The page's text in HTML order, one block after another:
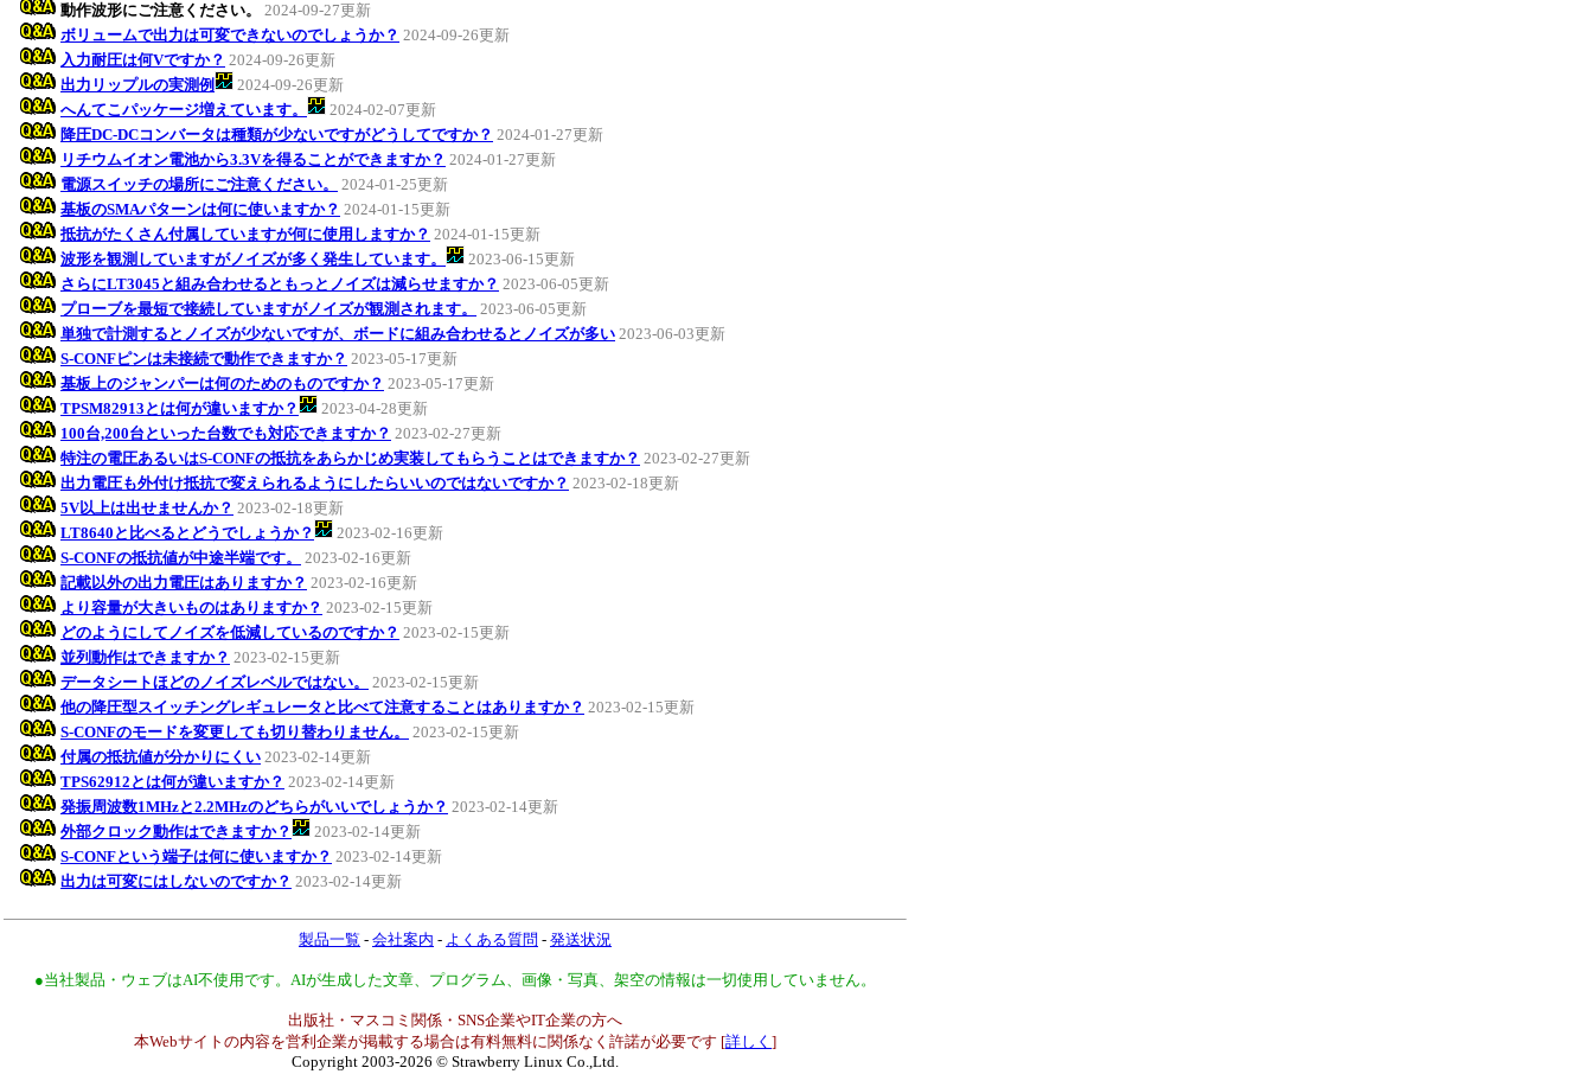
動作波形にご注意ください。
2024-09-27更新
ボリュームで出力は可変できないのでしょうか？ 2024-09-26更新
入力耐圧は何Vですか？ 2024-09-26更新
出力リップルの実測例
2024-09-26更新
へんてこパッケージ増えています。
2024-02-07更新
降圧DC-DCコンバータは種類が少ないですがどうしてですか？ 2024-01-27更新
リチウムイオン電池から3.3Vを得ることができますか？ 2024-01-27更新
電源スイッチの場所にご注意ください。
2024-01-25更新
基板のSMAパターンは何に使いますか？ 2024-01-15更新
抵抗がたくさん付属していますが何に使用しますか？ 2024-01-15更新
波形を観測していますがノイズが多く発生しています。
2023-06-15更新
さらにLT3045と組み合わせるともっとノイズは減らせますか？ 2023-06-05更新
プローブを最短で接続していますがノイズが観測されます。
2023-06-05更新
単独で計測するとノイズが少ないですが、ボードに組み合わせるとノイズが多い 2023-06-03更新
S-CONFピンは未接続で動作できますか？ 2023-05-17更新
基板上のジャンパーは何のためのものですか？ 2023-05-17更新
TPSM82913とは何が違いますか？
2023-04-28更新
100台,200台といった台数でも対応できますか？ 2023-02-27更新
特注の電圧あるいはS-CONFの抵抗をあらかじめ実装してもらうことはできますか？ 2023-02-27更新
出力電圧も外付け抵抗で変えられるようにしたらいいのではないですか？ 2023-02-18更新
5V以上は出せませんか？ 2023-02-18更新
LT8640と比べるとどうでしょうか？
2023-02-16更新
S-CONFの抵抗値が中途半端です。
2023-02-16更新
記載以外の出力電圧はありますか？ 2023-02-16更新
より容量が大きいものはありますか？ 2023-02-15更新
どのようにしてノイズを低減しているのですか？ 2023-02-15更新
並列動作はできますか？ 2023-02-15更新
データシートほどのノイズレベルではない。
2023-02-15更新
他の降圧型スイッチングレギュレータと比べて注意することはありますか？ 2023-02-15更新
S-CONFのモードを変更しても切り替わりません。
2023-02-15更新
付属の抵抗値が分かりにくい 2023-02-14更新
TPS62912とは何が違いますか？ 2023-02-14更新
発振周波数1MHzと2.2MHzのどちらがいいでしょうか？ 2023-02-14更新
外部クロック動作はできますか？
2023-02-14更新
S-CONFという端子は何に使いますか？ 2023-02-14更新
出力は可変にはしないのですか？ 2023-02-14更新
製品一覧 - 会社案内 - よくある質問 - 発送状況
●当社製品・ウェブはAI不使用です。AIが生成した文章、プログラム、画像・写真、架空の情報は一切使用していません。
出版社・マスコミ関係・SNS企業やIT企業の方へ
本Webサイトの内容を営利企業が掲載する場合は有料無料に関係なく許諾が必要です [詳しく ]
Copyright 2003-2026 © Strawberry Linux Co.,Ltd.